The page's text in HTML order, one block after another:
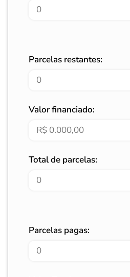
Parcelas restantes:
Valor financiado:
Total de parcelas:
Parcelas pagas: